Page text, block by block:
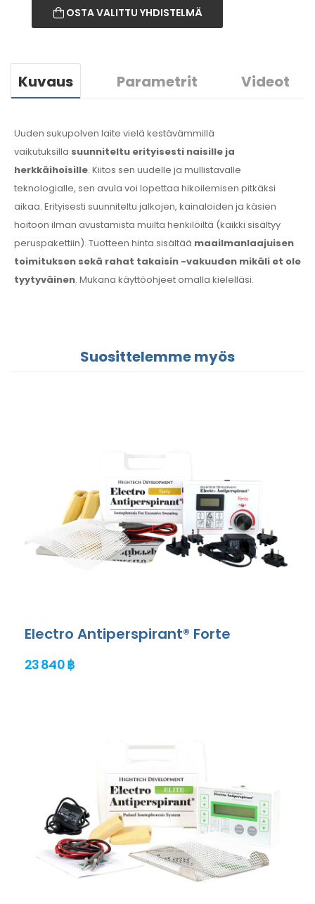
OSTA VALITTU YHDISTELMÄ
Kuvaus Parametrit Videot
Uuden sukupolven laite vielä kestävämmillä
vaikutuksilla suunniteltu erityisesti naisille ja
herkkäihoisille. Kiitos sen uudelle ja mullistavalle
teknologialle, sen avula voi lopettaa hikoilemisen pitkäksi
aikaa. Erityisesti suunniteltu jalkojen, kainaloiden ja käsien
hoitoon ilman avustamista muilta henkilöiltä (kaikki sisältyy
peruspakettiin). Tuotteen hinta sisältää maailmanlaajuisen
toimituksen sekä rahat takaisin -vakuuden mikäli et ole
tyytyväinen. Mukana käyttöohjeet omalla kielelläsi.
Suosittelemme myös
Electro Antiperspirant® Forte
23 840 ฿